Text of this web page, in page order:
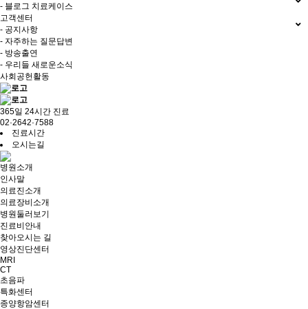
- 블로그 치료케이스
고객센터
- 공지사항
- 자주하는 질문답변
- 방송출연
- 우리들 새로운소식
사회공헌활동
365일 24시간 진료
02·2642·7588
진료시간
오시는길
병원소개
인사말
의료진소개
의료장비소개
병원둘러보기
진료비안내
찾아오시는 길
영상진단센터
MRI
CT
초음파
특화센터
종양항암센터